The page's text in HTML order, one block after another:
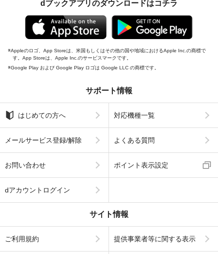
dブックアプリのダウンロードはコチラ
Appleのロゴ、App Storeは、米国もしくはその他の国や地域におけるApple Inc.の商標で
す。App Storeは、Apple Inc.のサービスマークです。
Google Play および Google Play ロゴは Google LLC の商標です。
サポート情報
はじめての方へ 対応機種一覧
メールサービス登録/解除 よくある質問
お問い合わせ ポイント表示設定
dアカウントログイン
サイト情報
ご利用規約 提供事業者等に関する表示